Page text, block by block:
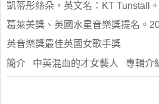
凱蒂彤絲朵，英文名：KT Tunstall
葛萊美獎、英國水星音樂獎提名。
英音樂獎最佳英國女歌手獎
簡介 中英混血的才女藝人 專輯